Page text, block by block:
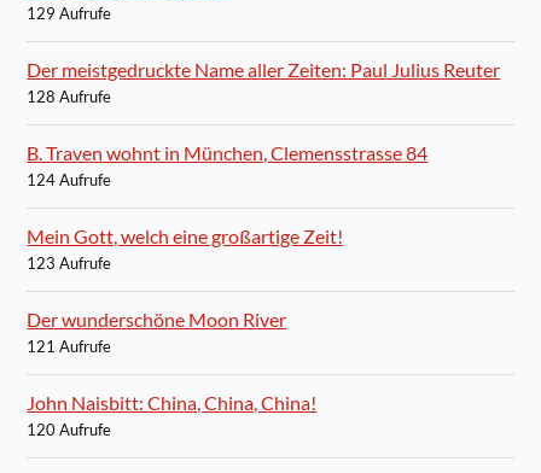
129 Aufrufe
Der meistgedruckte Name aller Zeiten: Paul Julius Reuter
128 Aufrufe
B. Traven wohnt in München, Clemensstrasse 84
124 Aufrufe
Mein Gott, welch eine großartige Zeit!
123 Aufrufe
Der wunderschöne Moon River
121 Aufrufe
John Naisbitt: China, China, China!
120 Aufrufe